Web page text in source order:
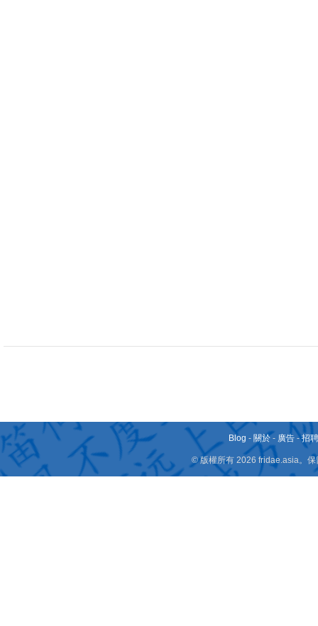
Blog - 關於 - 廣告 -招
© 版權所有 2026 fridae.asia。